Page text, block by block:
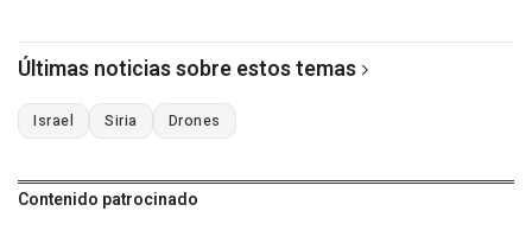
Últimas noticias sobre estos temas
Israel Siria Drones
Contenido patrocinado